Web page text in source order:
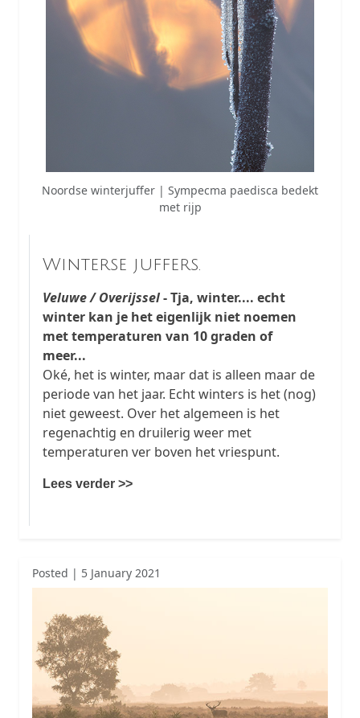
Noordse winterjuffer | Sympecma paedisca bedekt
met rijp
Winterse juffers.
Veluwe / Overijssel- Tja, winter.... echt
winter kan je het eigenlijk niet noemen
met temperaturen van 10 graden of
meer...
Oké, het is winter, maar dat is alleen maar de
periode van het jaar. Echt winters is het (nog)
niet geweest. Over het algemeen is het
regenachtig en druilerig weer met
temperaturen ver boven het vriespunt.
Lees verder >>
Posted | 5 January 2021